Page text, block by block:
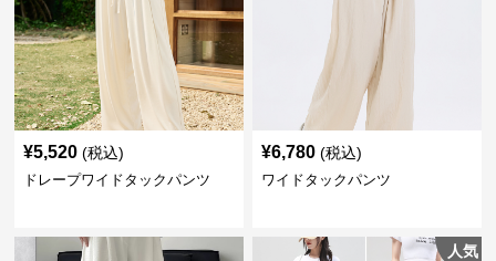
¥5,520 (税込)
ドレープワイドタックパンツ
¥6,780 (税込)
ワイドタックパンツ
人気